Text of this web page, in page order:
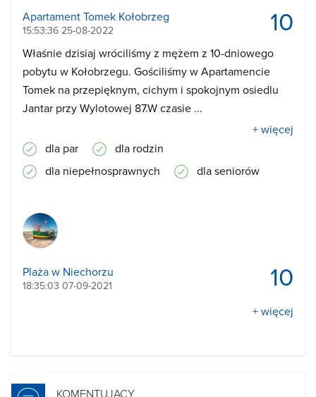
10
Apartament Tomek Kołobrzeg
15:53:36 25-08-2022
Właśnie dzisiaj wróciliśmy z mężem z 10-dniowego
pobytu w Kołobrzegu. Gościliśmy w Apartamencie
Tomek na przepięknym, cichym i spokojnym osiedlu
Jantar przy Wylotowej 87.W czasie ...
+ więcej
dla par
dla rodzin
dla niepełnosprawnych
dla seniorów
10
Plaża w Niechorzu
18:35:03 07-09-2021
+ więcej
KOMENTUJĄCY